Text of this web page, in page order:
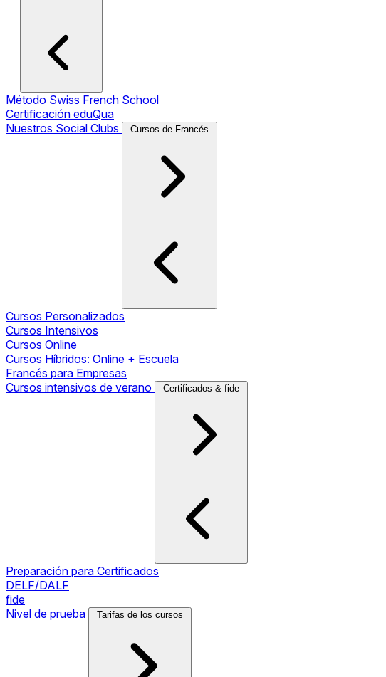
Método Swiss French School
Certificación eduQua
Nuestros Social Clubs
Cursos de Francés
Cursos Personalizados
Cursos Intensivos
Cursos Online
Cursos Híbridos: Online + Escuela
Francés para Empresas
Cursos intensivos de verano
Certificados & fide
Preparación para Certificados
DELF/DALF
fide
Nivel de prueba
Tarifas de los cursos